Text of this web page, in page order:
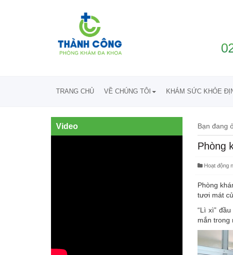
TRANG CHỦ VỀ CHÚNG TÔI KHÁM SỨC KHỎE
Video Bạn đang
Phòng
Hoạt động
Phòng
tươi mát
“Lì xì”
mắn trong